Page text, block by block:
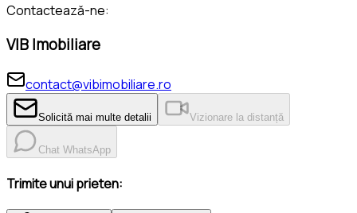
Contactează-ne:
VIB Imobiliare
contact@vibimobiliare.ro
Solicită mai multe detalii Vizionare la distanță
Chat WhatsApp
Trimite unui prieten: